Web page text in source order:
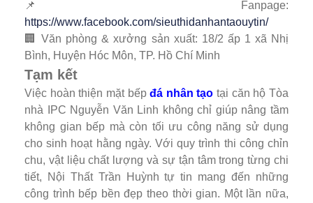
📌 Fanpage:
https://www.facebook.com/sieuthidanhantaouytin/
🏢 Văn phòng & xưởng sản xuất: 18/2 ấp 1 xã Nhị
Bình, Huyện Hóc Môn, TP. Hồ Chí Minh
Tạm kết
Việc hoàn thiện mặt bếpđá nhân tạo tại căn hộ Tòa
nhà IPC Nguyễn Văn Linh không chỉ giúp nâng tầm
không gian bếp mà còn tối ưu công năng sử dụng
cho sinh hoạt hằng ngày. Với quy trình thi công chỉn
chu, vật liệu chất lượng và sự tận tâm trong từng chi
tiết, Nội Thất Trần Huỳnh tự tin mang đến những
công trình bếp bền đẹp theo thời gian. Một lần nữa,